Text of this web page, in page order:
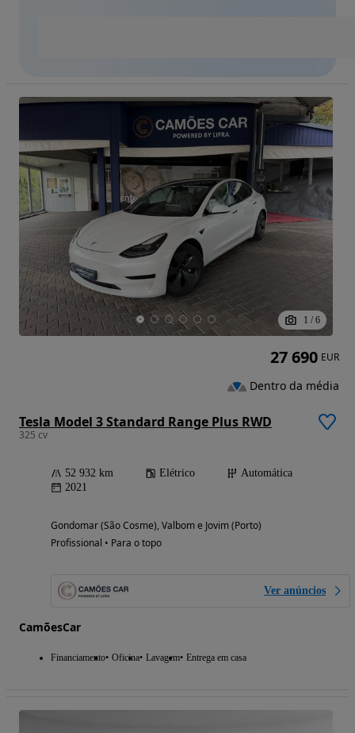
1 / 6
Tesla Model 3 Standard Range Plus RWD
325 cv
52 932 km Elétrico
Automática
2021
Gondomar (São Cosme), Valbom e Jovim (Porto)
Profissional • Para o topo
Ver anúncios
CamõesCar
Financiamento Oficina Lavagem Entrega em casa
27 690 EUR
Dentro da média